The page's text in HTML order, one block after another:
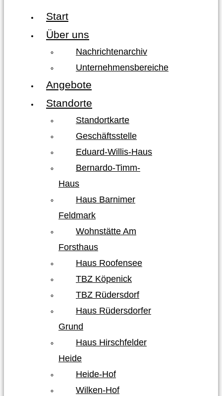
Start
Über uns
Nachrichtenarchiv
Unternehmensbereiche
Angebote
Standorte
Standortkarte
Geschäftsstelle
Eduard-Willis-Haus
Bernardo-Timm-
Haus
Haus Barnimer
Feldmark
Wohnstätte Am
Forsthaus
Haus Roofensee
TBZ Köpenick
TBZ Rüdersdorf
Haus Rüdersdorfer
Grund
Haus Hirschfelder
Heide
Heide-Hof
Wilken-Hof